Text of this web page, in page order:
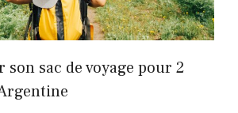
son sac de voyage pour 2